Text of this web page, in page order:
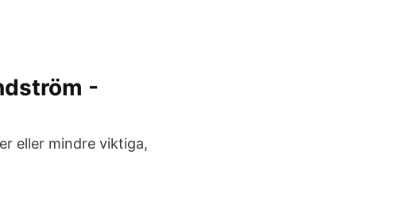
-
eller mindre viktiga,